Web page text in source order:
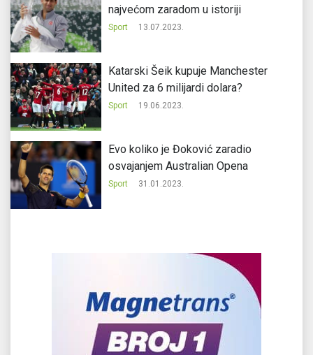
najvećom zaradom u istoriji
Sport 13.07.2023.
Katarski Šeik kupuje Manchester
United za 6 milijardi dolara?
Sport 19.06.2023.
Evo koliko je Đoković zaradio
osvajanjem Australian Opena
Sport 31.01.2023.